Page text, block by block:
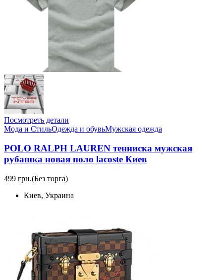
Посмотреть детали
Мода и СтильОдежда и обувьМужская одежда
POLO RALPH LAUREN тенниска мужская
рубашка новая поло lacoste Киев
499 грн.(Без торга)
Киев, Украина